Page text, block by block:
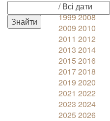
/ Всі дати
19992008
2009 2010
2011 2012
2013 2014
2015 2016
20172018
2019 2020
2021 2022
2023 2024
2025 2026